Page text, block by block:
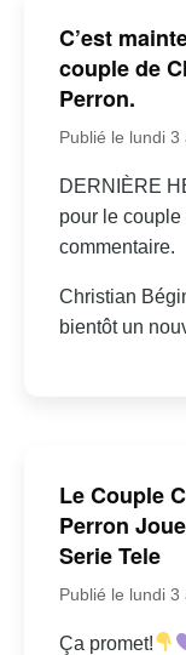
C’est
couple de
Perron.
Publié le lundi 3
DERNIÈRE
pour le
commentaire.
Christian
bientôt un
Le Couple
Perron
Serie Tele
Publié le lundi 3
Ça promet!